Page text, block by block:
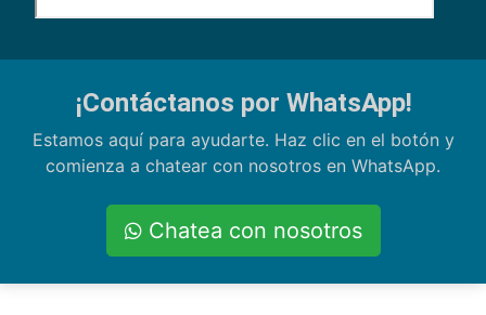
¡Contáctanos por WhatsApp!
Estamos aquí para ayudarte. Haz clic en el botón y
comienza a chatear con nosotros en WhatsApp.
Chatea con nosotros